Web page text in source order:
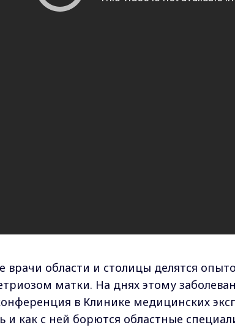
врачи области и столицы делятся
матки. На днях этому
в Клинике медицинских
и как с ней борются областные